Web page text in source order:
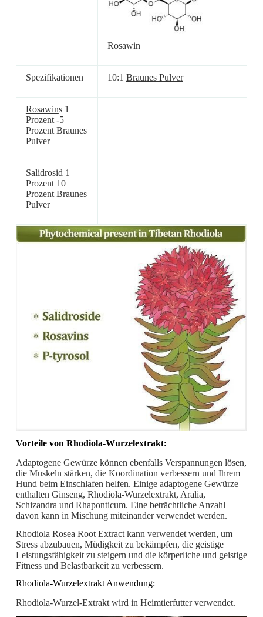
Rosawin
Spezifikationen 10:1 Braunes Pulver
Rosawins 1
Prozent -5
Prozent Braunes
Pulver
Salidrosid 1
Prozent 10
Prozent Braunes
Pulver
Vorteile von Rhodiola-Wurzelextrakt:
Adaptogene Gewürze können ebenfalls Verspannungen lösen,
die Muskeln stärken, die Koordination verbessern und Ihrem
Hund beim Einschlafen helfen. Einige adaptogene Gewürze
enthalten Ginseng, Rhodiola-Wurzelextrakt, Aralia,
Schizandra und Rhaponticum. Eine beträchtliche Anzahl
davon kann in Mischung miteinander verwendet werden.
Rhodiola Rosea Root Extract kann verwendet werden, um
Stress abzubauen, Müdigkeit zu bekämpfen, die geistige
Leistungsfähigkeit zu steigern und die körperliche und geistige
Fitness und Belastbarkeit zu verbessern.
Rhodiola-Wurzelextrakt Anwendung:
Rhodiola-Wurzel-Extrakt wird in Heimtierfutter verwendet.